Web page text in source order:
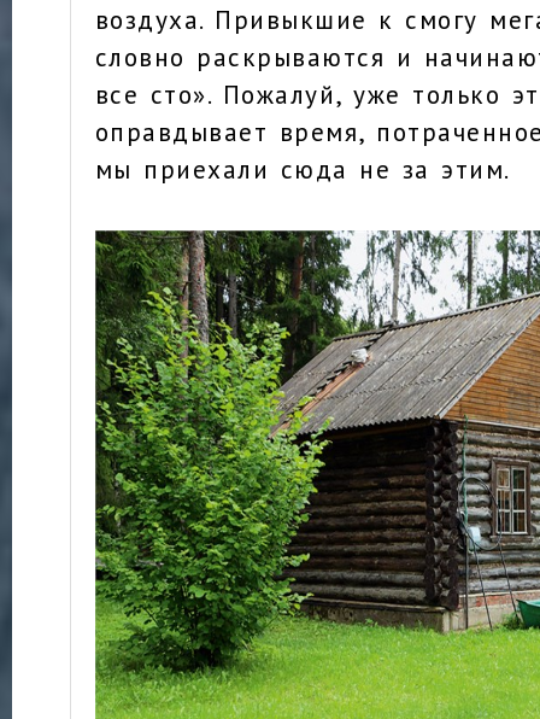
воздуха. Привыкшие к смогу
словно раскрываются и
все сто». Пожалуй, уже только
оправдывает время,
мы приехали сюда не за этим.